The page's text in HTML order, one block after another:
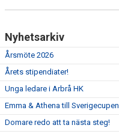
Nyhetsarkiv
Årsmöte 2026
Årets stipendiater!
Unga ledare i Arbrå HK
Emma & Athena till Sverigecupen
Domare redo att ta nästa steg!